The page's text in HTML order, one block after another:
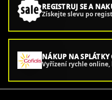
REGISTRUJ SE A
Získejte slevu po
NÁKUP NA SPLÁTKY
Vyřízení rychle